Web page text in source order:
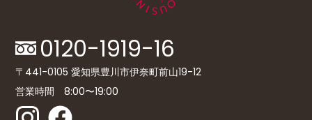
0120-1919-16
〒441-0105 愛知県豊川市伊奈町前山19-12
営業時間 8:00〜19:00